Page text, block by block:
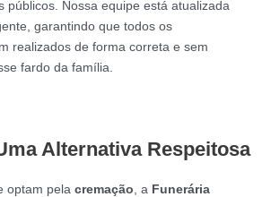
públicos. Nossa equipe está atualizada
garantindo que todos os
realizados de forma correta e sem
fardo da família.
Alternativa Respeitosa
optam pela cremação , a Funerária